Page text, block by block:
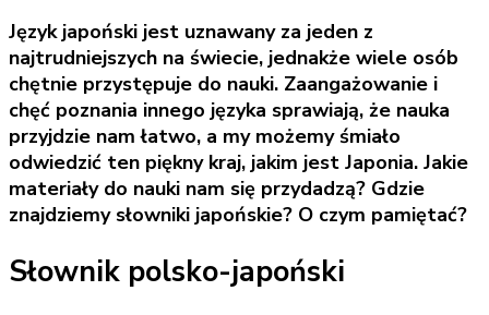
Język japoński jest uznawany za jeden z
najtrudniejszych na świecie, jednakże wiele osób
chętnie przystępuje do nauki. Zaangażowanie i
chęć poznania innego języka sprawiają, że nauka
przyjdzie nam łatwo, a my możemy śmiało
odwiedzić ten piękny kraj, jakim jest Japonia. Jakie
materiały do nauki nam się przydadzą? Gdzie
znajdziemy słowniki japońskie? O czym pamiętać?
Słownik polsko-japoński